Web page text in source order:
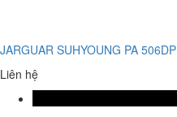
JARGUAR SUHYOUNG PA 506DP
Liên hệ